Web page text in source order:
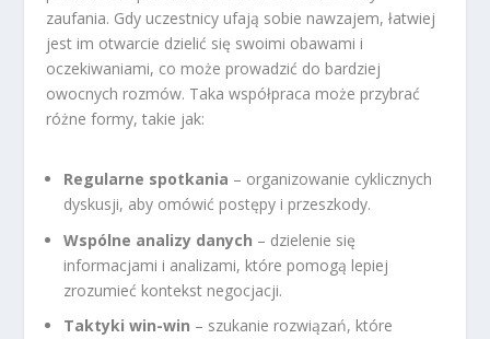
zaufania. Gdy uczestnicy ufają sobie nawzajem, łatwiej
jest im otwarcie dzielić się swoimi obawami i
oczekiwaniami, co może prowadzić do bardziej
owocnych rozmów. Taka współpraca może przybrać
różne formy, takie jak:
Regularne spotkania – organizowanie cyklicznych
dyskusji, aby omówić postępy i przeszkody.
Wspólne analizy danych – dzielenie się
informacjami i analizami, które pomogą lepiej
zrozumieć kontekst negocjacji.
Taktyki win-win – szukanie rozwiązań, które